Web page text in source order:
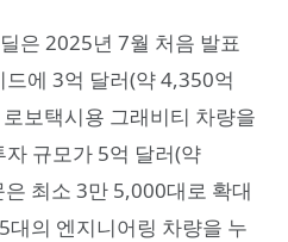
은 2025년 7월 처음 발표
에 3억 달러(약 4,350억
보택시용 그래비티 차량을
규모가 5억 달러(약
최소 3만 5,000대로 확대
대의 엔지니어링 차량을 누